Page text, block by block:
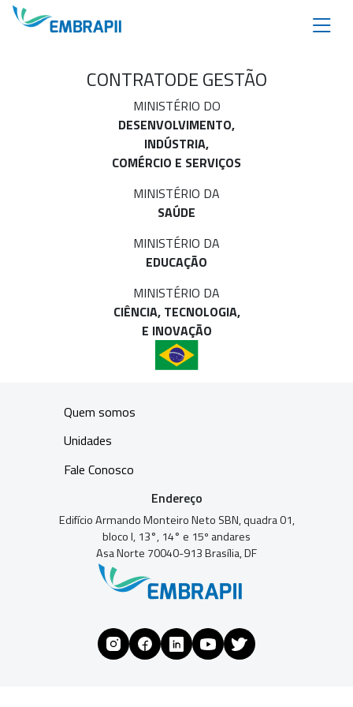
CONTRATODE GESTÃO
MINISTÉRIO DO
DESENVOLVIMENTO,
INDÚSTRIA,
COMÉRCIO E SERVIÇOS
MINISTÉRIO DA
SAÚDE
MINISTÉRIO DA
EDUCAÇÃO
MINISTÉRIO DA
CIÊNCIA, TECNOLOGIA,
E INOVAÇÃO
Quem somos
Unidades
Fale Conosco
Endereço
Edifício Armando Monteiro Neto SBN, quadra 01,
bloco I, 13°, 14° e 15º andares
Asa Norte 70040-913 Brasília, DF